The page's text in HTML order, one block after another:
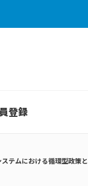
登録
テムにおける循環型政策